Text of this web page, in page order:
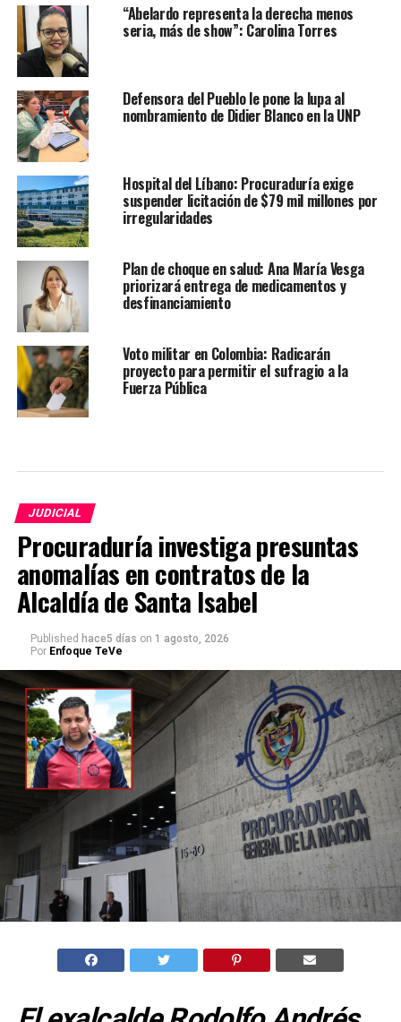
“Abelardo representa la derecha menos
seria, más de show”: Carolina Torres
Defensora del Pueblo le pone la lupa al
nombramiento de Didier Blanco en la UNP
Hospital del Líbano: Procuraduría exige
suspender licitación de $79 mil millones por
irregularidades
Plan de choque en salud: Ana María Vesga
priorizará entrega de medicamentos y
desfinanciamiento
Voto militar en Colombia: Radicarán
proyecto para permitir el sufragio a la
Fuerza Pública
JUDICIAL
Procuraduría investiga presuntas
anomalías en contratos de la
Alcaldía de Santa Isabel
Published hace5 días on 1 agosto, 2026
Por Enfoque TeVe